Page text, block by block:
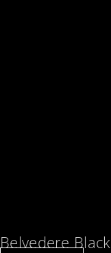
Belvedere Black